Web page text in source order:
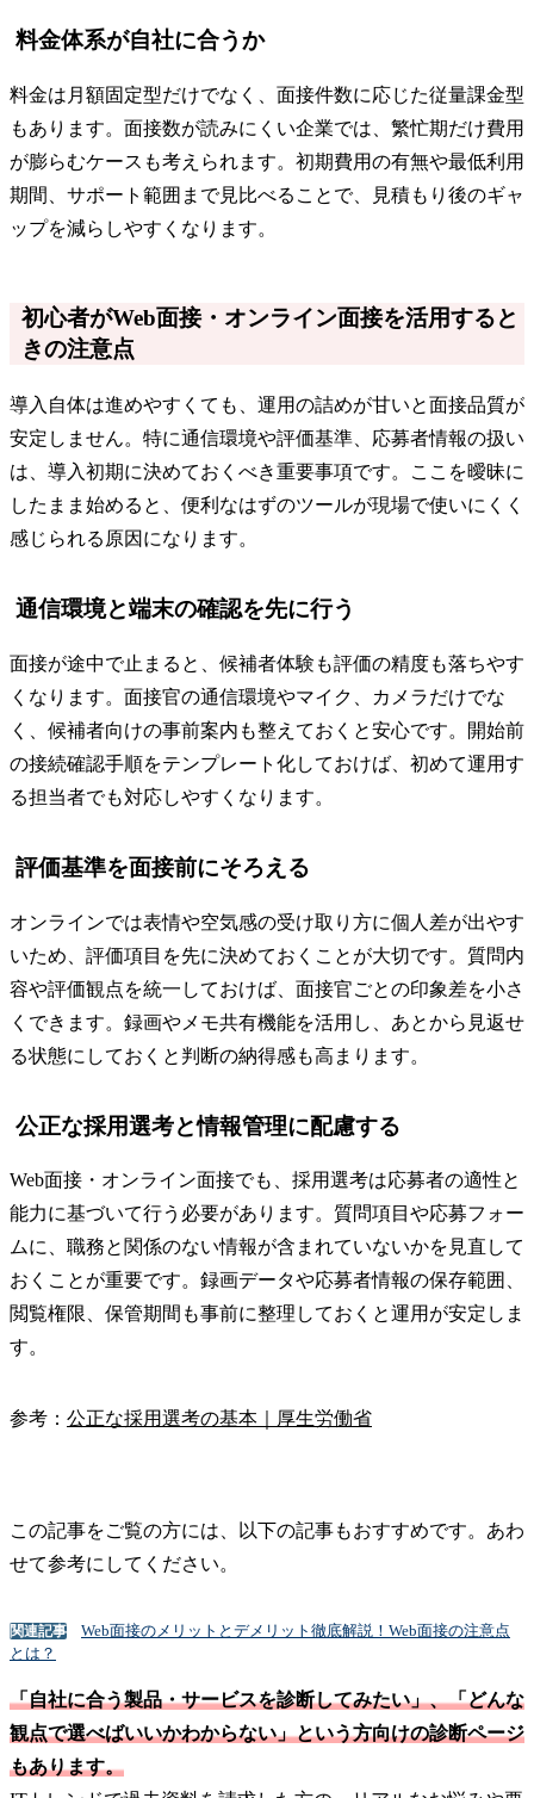
料金体系が自社に合うか
料金は月額固定型だけでなく、面接件数に応じた従量課金型
もあります。面接数が読みにくい企業では、繁忙期だけ費用
が膨らむケースも考えられます。初期費用の有無や最低利用
期間、サポート範囲まで見比べることで、見積もり後のギャ
ップを減らしやすくなります。
初心者がWeb面接・オンライン面接を活用すると
きの注意点
導入自体は進めやすくても、運用の詰めが甘いと面接品質が
安定しません。特に通信環境や評価基準、応募者情報の扱い
は、導入初期に決めておくべき重要事項です。ここを曖昧に
したまま始めると、便利なはずのツールが現場で使いにくく
感じられる原因になります。
通信環境と端末の確認を先に行う
面接が途中で止まると、候補者体験も評価の精度も落ちやす
くなります。面接官の通信環境やマイク、カメラだけでな
く、候補者向けの事前案内も整えておくと安心です。開始前
の接続確認手順をテンプレート化しておけば、初めて運用す
る担当者でも対応しやすくなります。
評価基準を面接前にそろえる
オンラインでは表情や空気感の受け取り方に個人差が出やす
いため、評価項目を先に決めておくことが大切です。質問内
容や評価観点を統一しておけば、面接官ごとの印象差を小さ
くできます。録画やメモ共有機能を活用し、あとから見返せ
る状態にしておくと判断の納得感も高まります。
公正な採用選考と情報管理に配慮する
Web面接・オンライン面接でも、採用選考は応募者の適性と
能力に基づいて行う必要があります。質問項目や応募フォー
ムに、職務と関係のない情報が含まれていないかを見直して
おくことが重要です。録画データや応募者情報の保存範囲、
閲覧権限、保管期間も事前に整理しておくと運用が安定しま
す。
参考： 公正な採用選考の基本｜厚生労働省
この記事をご覧の方には、以下の記事もおすすめです。あわ
せて参考にしてください。
関連記事
Web面接のメリットとデメリット徹底解説！Web面接の注意点
とは？
「自社に合う製品・サービスを診断してみたい」、「どんな
観点で選べばいいかわからない」という方向けの診断ページ
もあります。